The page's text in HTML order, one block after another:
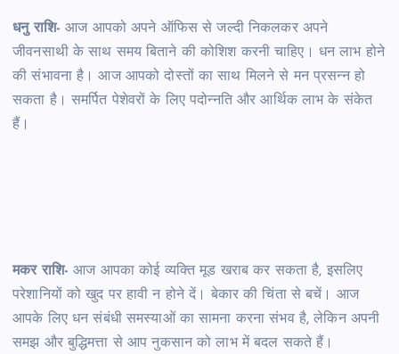
धनु राशि- आज आपको अपने ऑफिस से जल्दी निकलकर अपने
जीवनसाथी के साथ समय बिताने की कोशिश करनी चाहिए। धन लाभ होने
की संभावना है। आज आपको दोस्तों का साथ मिलने से मन प्रसन्न हो
सकता है। समर्पित पेशेवरों के लिए पदोन्नति और आर्थिक लाभ के संकेत
हैं।
मकर राशि- आज आपका कोई व्यक्ति मूड खराब कर सकता है, इसलिए
परेशानियों को खुद पर हावी न होने दें। बेकार की चिंता से बचें। आज
आपके लिए धन संबंधी समस्याओं का सामना करना संभव है, लेकिन अपनी
समझ और बुद्धिमत्ता से आप नुकसान को लाभ में बदल सकते हैं।